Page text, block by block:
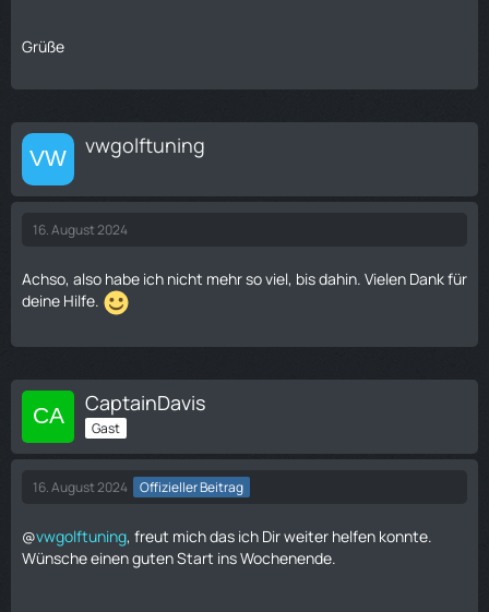
Grüße
vwgolftuning
16. August 2024
Achso, also habe ich nicht mehr so viel, bis dahin. Vielen Dank für
deine Hilfe.
CaptainDavis
Gast
16. August 2024 Offizieller Beitrag
@vwgolftuning, freut mich das ich Dir weiter helfen konnte.
Wünsche einen guten Start ins Wochenende.